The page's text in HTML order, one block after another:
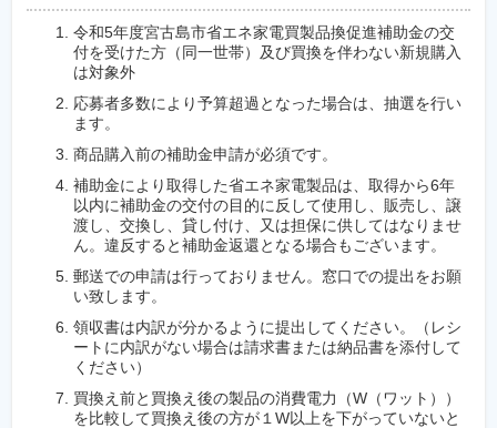
令和5年度宮古島市省エネ家電買製品換促進補助金の交
付を受けた方（同一世帯）及び買換を伴わない新規購入
は対象外
応募者多数により予算超過となった場合は、抽選を行い
ます。
商品購入前の補助金申請が必須です。
補助金により取得した省エネ家電製品は、取得から6年
以内に補助金の交付の目的に反して使用し、販売し、譲
渡し、交換し、貸し付け、又は担保に供してはなりませ
ん。違反すると補助金返還となる場合もございます。
郵送での申請は行っておりません。窓口での提出をお願
い致します。
領収書は内訳が分かるように提出してください。（レシ
ートに内訳がない場合は請求書または納品書を添付して
ください）
買換え前と買換え後の製品の消費電力（W（ワット））
を比較して買換え後の方が１W以上を下がっていないと